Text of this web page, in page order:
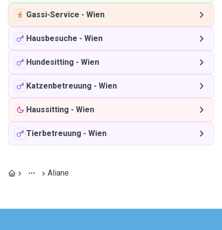
Gassi-Service - Wien
Hausbesuche - Wien
Hundesitting - Wien
Katzenbetreuung - Wien
Haussitting - Wien
Tierbetreuung - Wien
Aliane